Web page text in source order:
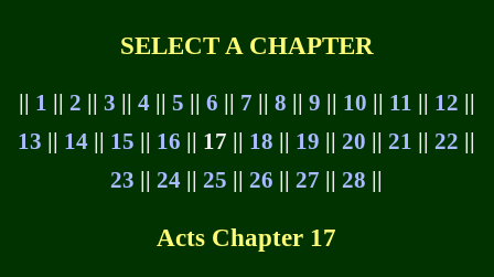
SELECT A CHAPTER
|| 1 || 2 || 3 || 4|| 5 || 6 || 7 || 8 || 9 || 10 || 11 || 12 ||
13 || 14 || 15 || 16 || 17 || 18 || 19 ||20 ||21 ||22 ||
23 ||24 ||25 ||26 ||27 ||28 ||
Acts Chapter 17